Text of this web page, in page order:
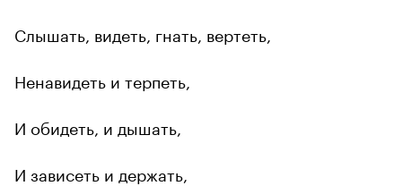
Слышать, видеть, гнать, вертеть,
Ненавидеть и терпеть,
И обидеть, и дышать,
И зависеть и держать,